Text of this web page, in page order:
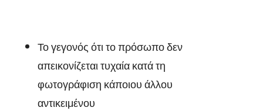
Το γεγονός ότι το πρόσωπο δεν
απεικονίζεται τυχαία κατά τη
φωτογράφιση κάποιου άλλου
αντικειμένου